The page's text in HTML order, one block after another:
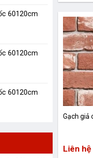
60120cm
60120cm
60120cm
Gạch giả
Liên hệ